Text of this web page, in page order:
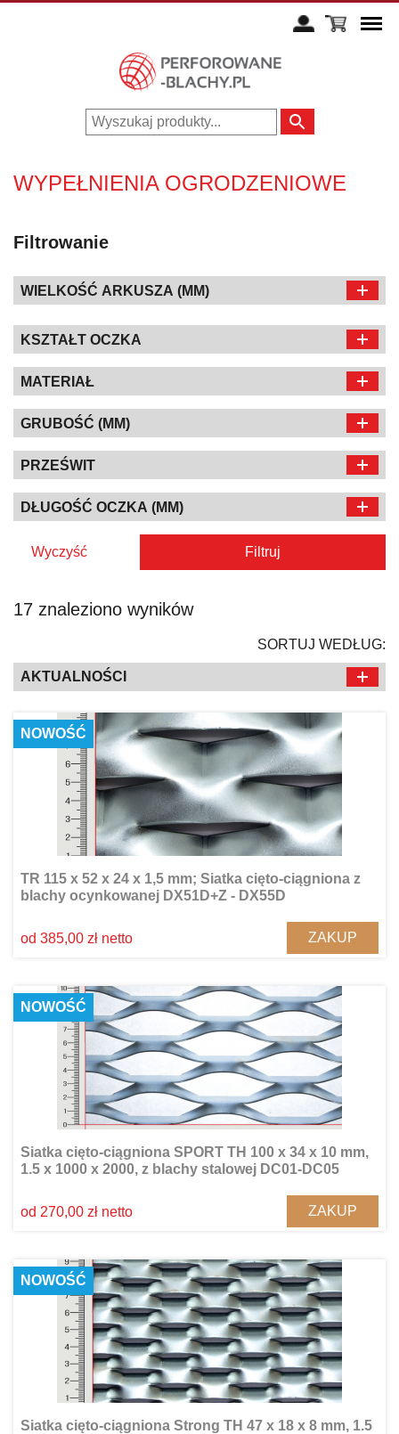
WYPEŁNIENIA OGRODZENIOWE
Filtrowanie
WIELKOŚĆ ARKUSZA (MM)
KSZTAŁT OCZKA
MATERIAŁ
GRUBOŚĆ (MM)
PRZEŚWIT
DŁUGOŚĆ OCZKA (MM)
Wyczyść Filtruj
17 znaleziono wyników
SORTUJ WEDŁUG:
AKTUALNOŚCI
NOWOŚĆ
TR 115 x 52 x 24 x 1,5 mm; Siatka cięto-ciągniona z
blachy ocynkowanej DX51D+Z - DX55D
od 385,00 zł netto ZAKUP
NOWOŚĆ
Siatka cięto-ciągniona SPORT TH 100 x 34 x 10 mm,
1.5 x 1000 x 2000, z blachy stalowej DC01-DC05
od 270,00 zł netto ZAKUP
NOWOŚĆ
Siatka cięto-ciągniona Strong TH 47 x 18 x 8 mm, 1.5